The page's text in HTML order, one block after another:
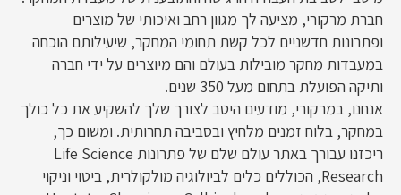
חברת מרקורי, מציעה לך מגוון רחב ואיכותי של מוצרים
ופתרונות חדשניים לכל קשת תחומי המחקר, שיעילותם הוכחה
במעבדות מחקר מובילות בעולם והם מיוצרים על ידי חברה
ותיקה הפועלת בתחום מעל 350 שנים.
אנחנו, במרקורי, מודעים היטב לצורך שלך להשקיע את כל כולך
במחקר, בלוח זמנים מלחיץ ובסביבה תחרותית. ומשום כך,
ריכזנו עבורך באתר עולם שלם של פתרונות Life Science
Research, הכוללים כלים לביולוגיה מולקולרית, ביטוי וניקוי